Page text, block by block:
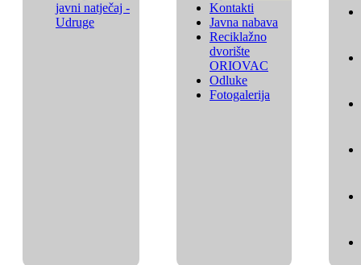
javni natječaj -
Udruge
Kontakti
Javna nabava
Reciklažno
dvorište
ORIOVAC
Odluke
Fotogalerija